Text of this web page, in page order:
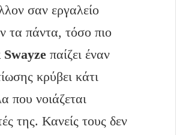
σαν εργαλείο
τα πάντα, τόσο πιο
παίζει έναν
κρύβει κάτι
που νοιάζεται
της. Κανείς τους δεν